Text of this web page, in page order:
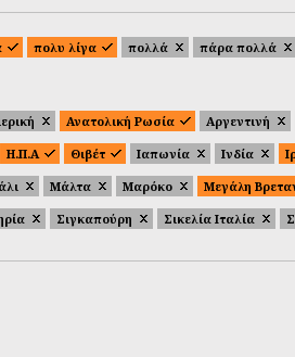
πολυ λίγα πολλά πάρα πολλά
Ανατολική Ρωσία Αργεντινή
Η.Π.Α Θιβέτ Ιαπωνία Ινδία
Μάλτα Μαρόκο Μεγάλη
Σιγκαπούρη Σικελία Ιταλία